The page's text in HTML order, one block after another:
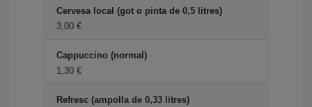
Cervesa local (got o pinta de 0,5 litres)
3,00
Cappuccino (normal)
1,30
Refresc (ampolla de 0,33 litres)